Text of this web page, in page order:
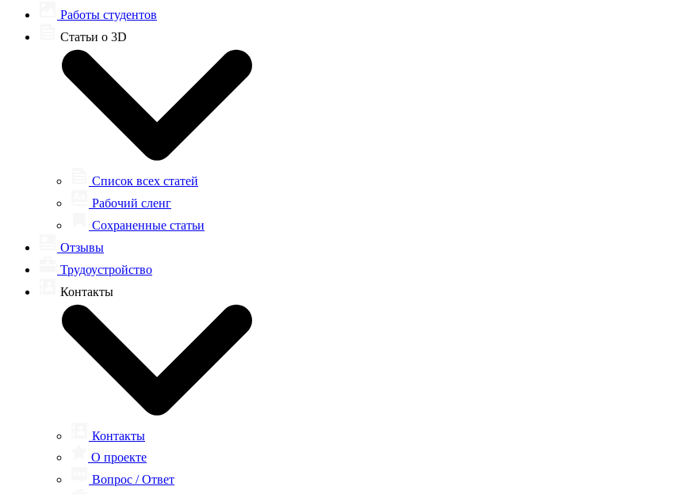
Работы студентов
Статьи о 3D
Список всех статей
Рабочий сленг
Сохраненные статьи
Отзывы
Трудоустройство
Контакты
Контакты
О проекте
Вопрос / Ответ